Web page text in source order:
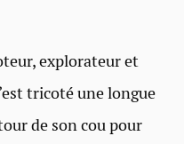
explorateur et
tricoté une longue
de son cou pour